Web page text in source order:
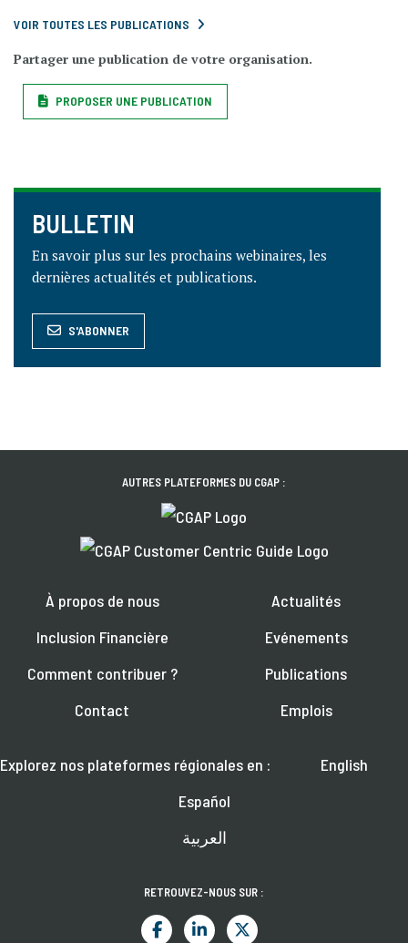
VOIR TOUTES LES PUBLICATIONS
Partager une publication de votre organisation.
PROPOSER UNE PUBLICATION
BULLETIN
En savoir plus sur les prochains webinaires, les
dernières actualités et publications.
S'ABONNER
AUTRES PLATEFORMES DU CGAP :
À propos de nous
Inclusion Financière
Comment contribuer ?
Contact
Actualités
Evénements
Publications
Emplois
Explorez nos plateformes régionales en :
English
Español
العربية
RETROUVEZ-NOUS SUR :